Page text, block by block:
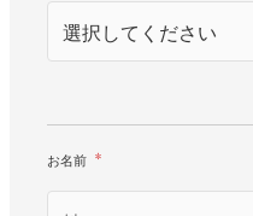
お名前 *